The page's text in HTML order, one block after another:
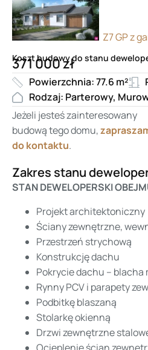
Z7 GP z
Koszt budowy do stanu
371 000 zł
Powierzchnia: 77.6 m²
Rodzaj: Parterowy,
Jeżeli jesteś zainteresowany
budową tego domu,
do kontaktu.
Zakres stanu
STAN DEWELOPERSKI
Projekt architektoniczny
Ściany zewnętrzne,
Przestrzeń strychową
Konstrukcję dachu
Pokrycie dachu – blacha
Rynny PCV i parapety
Podbitkę blaszaną
Stolarkę okienną
Drzwi zewnętrzne